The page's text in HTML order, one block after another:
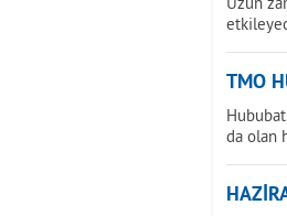
TMO
da olan